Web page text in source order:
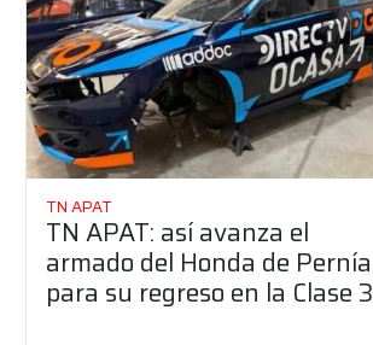
TN APAT
TN APAT: así avanza el
armado del Honda de Pernía
para su regreso en la Clase 3